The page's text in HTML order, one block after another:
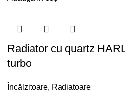
Radiator cu quartz
turbo
Încălzitoare, Radiatoare